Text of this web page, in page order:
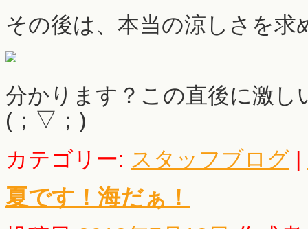
その後は、本当の涼しさを
分かります？この直後に激し
(；▽；)
カテゴリー: スタッフブログ |
夏です！海だぁ！